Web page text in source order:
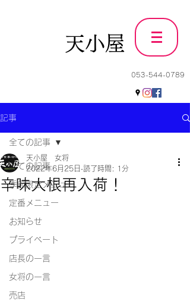
天小屋
053-544-0789
記事
全ての記事
季節限定メニュー
定番メニュー
お知らせ
プライベート
店長の一言
女将の一言
売店
全ての記事
辛味大根再入荷！
天小屋 女将
2022年6月25日 読了時間: 1分